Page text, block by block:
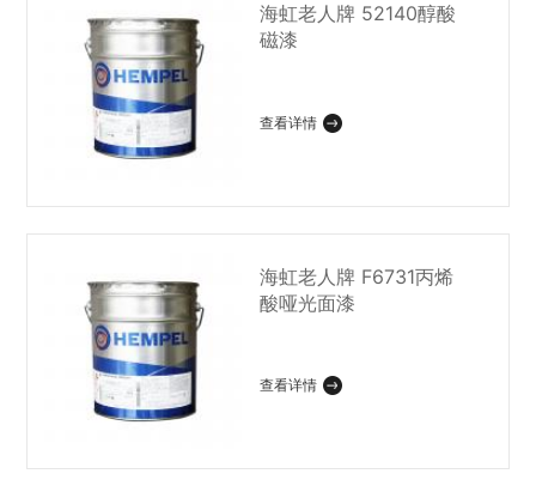
海虹老人牌 52140醇酸
磁漆
查看详情
海虹老人牌 F6731丙烯
酸哑光面漆
查看详情